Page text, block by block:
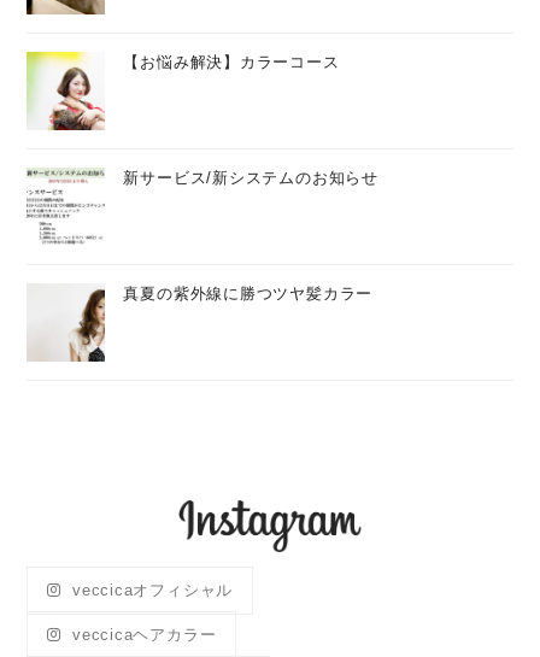
【お悩み解決】カラーコース
新サービス/新システムのお知らせ
真夏の紫外線に勝つツヤ髪カラー
veccicaオフィシャル
veccicaヘアカラー